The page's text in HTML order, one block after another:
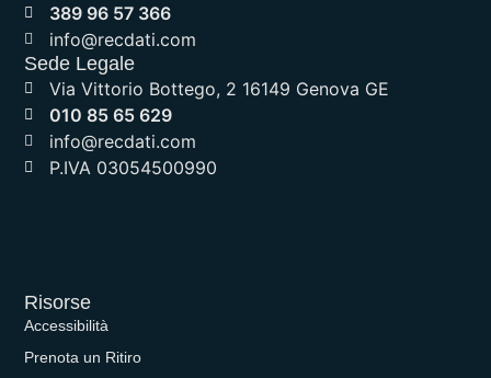
Risorse
Accessibilità
Prenota un Ritiro
389 96 57 366
info@recdati.com
Sede Legale
Via Vittorio Bottego, 2 16149 Genova GE
010 85 65 629
info@recdati.com
P.IVA 03054500990